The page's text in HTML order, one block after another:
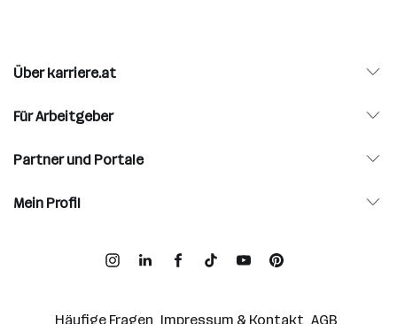
Über karriere.at
Für Arbeitgeber
Partner und Portale
Mein Profil
Häufige Fragen Impressum & Kontakt AGB